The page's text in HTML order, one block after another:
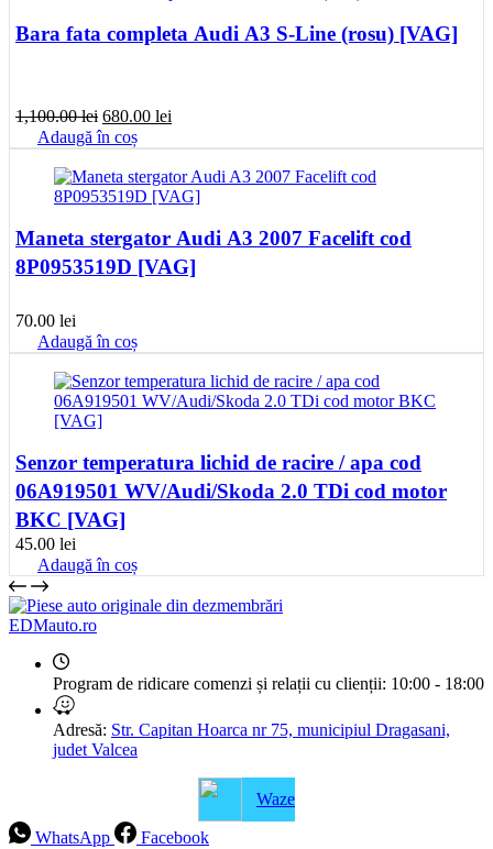
Bara fata completa Audi A3 S-Line (rosu) [VAG]
1,100.00lei Prețul
inițial
a
fost:
1,100.00 lei.
680.00 lei
este:
680.00 lei.
Adaugă în coș
Maneta stergator Audi A3 2007 Facelift cod
8P0953519D [VAG]
70.00 lei
Adaugă în coș
Senzor temperatura lichid de racire / apa cod
06A919501 WV/Audi/Skoda 2.0 TDi cod motor
BKC [VAG]
45.00 lei
Adaugă în coș
EDMauto.ro
Program de ridicare comenzi și relații cu clienții: 10:00 - 18:00
Adresă: Str. Capitan Hoarca nr 75, municipiul Dragasani,
judet Valcea
Waze
WhatsApp
Facebook